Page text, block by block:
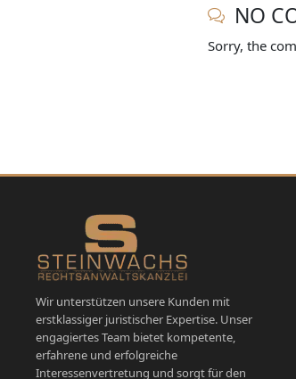
NO
Sorry, the
Wir unterstützen unsere Kunden mit
erstklassiger juristischer Expertise. Unser
engagiertes Team bietet kompetente,
erfahrene und erfolgreiche
Interessenvertretung und sorgt für den